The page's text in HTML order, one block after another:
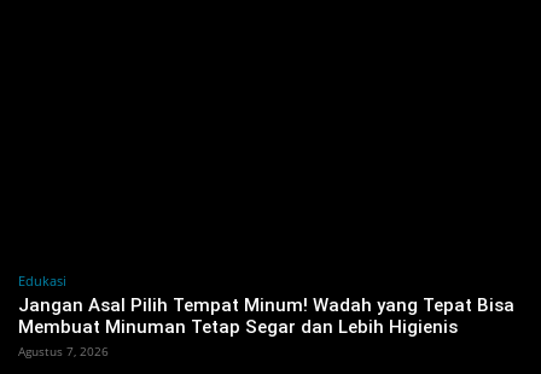
Edukasi
Jangan Asal Pilih Tempat Minum! Wadah yang Tepat Bisa
Membuat Minuman Tetap Segar dan Lebih Higienis
Agustus 7, 2026